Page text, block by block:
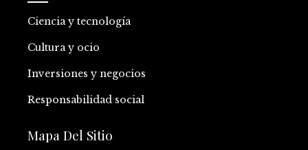
Ciencia y tecnología
Cultura y ocio
Inversiones y negocios
Responsabilidad social
Mapa Del Sitio